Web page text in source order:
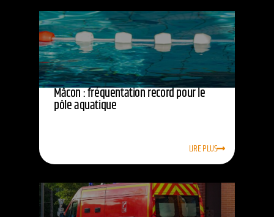
Mâcon : fréquentation record pour le
pôle aquatique
LIRE PLUS